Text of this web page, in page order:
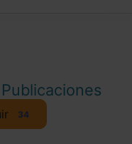
Publicaciones
34